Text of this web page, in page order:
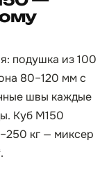
подушка из 100
80–120 мм с
швы каждые
Куб М150
кг — миксер